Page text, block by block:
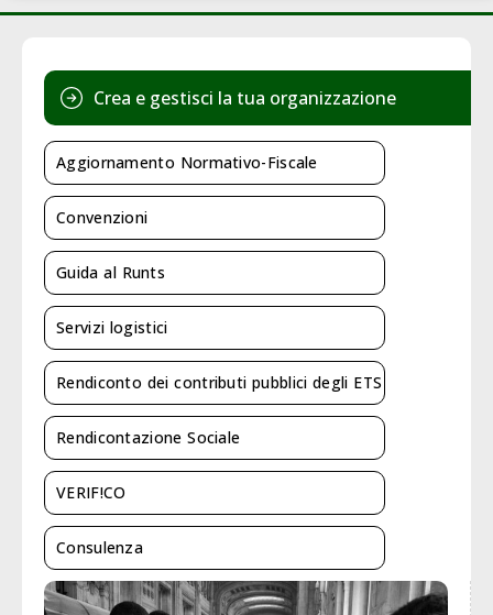
Crea e gestisci la tua organizzazione
Aggiornamento Normativo-Fiscale
Convenzioni
Guida al Runts
Servizi logistici
Rendiconto dei contributi pubblici degli ETS
Rendicontazione Sociale
VERIF!CO
Consulenza